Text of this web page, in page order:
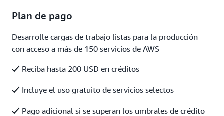
Plan de pago
Desarrolle cargas de trabajo listas para la producción
con acceso a más de 150 servicios de AWS
Reciba hasta 200 USD en créditos
Incluye el uso gratuito de servicios selectos
Pago adicional si se superan los umbrales de crédito